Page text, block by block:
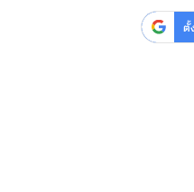
ตั้